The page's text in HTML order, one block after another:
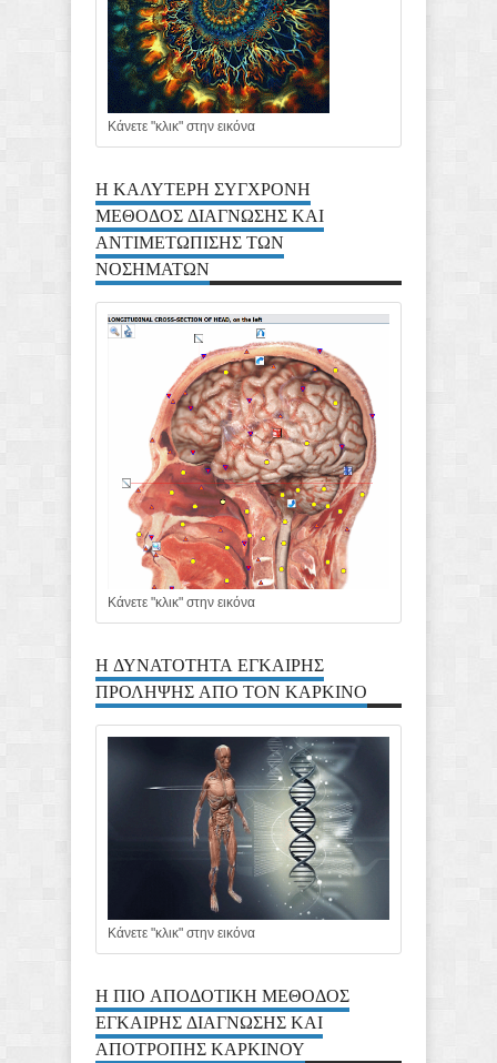
Κάνετε "κλικ" στην εικόνα
Η ΚΑΛΥΤΕΡΗ ΣΥΓΧΡΟΝΗ
ΜΕΘΟΔΟΣ ΔΙΑΓΝΩΣΗΣ ΚΑΙ
ΑΝΤΙΜΕΤΩΠΙΣΗΣ ΤΩΝ
ΝΟΣΗΜΑΤΩΝ
Κάνετε "κλικ" στην εικόνα
Η ΔΥΝΑΤΟΤΗΤΑ ΕΓΚΑΙΡΗΣ
ΠΡΟΛΗΨΗΣ ΑΠΟ ΤΟΝ ΚΑΡΚΙΝΟ
Κάνετε "κλικ" στην εικόνα
Η ΠΙΟ ΑΠΟΔΟΤΙΚΗ ΜΕΘΟΔΟΣ
ΕΓΚΑΙΡΗΣ ΔΙΑΓΝΩΣΗΣ ΚΑΙ
ΑΠΟΤΡΟΠΗΣ ΚΑΡΚΙΝΟΥ